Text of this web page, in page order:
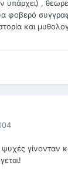
,
φοβερό
και
γίνονταν